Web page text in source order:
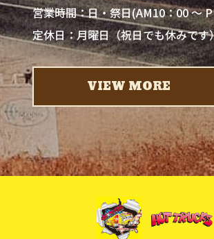
営業時間：日・祭日(AM10：00 ～
定休日：月曜日（祝日でも休みです
VIEW MORE